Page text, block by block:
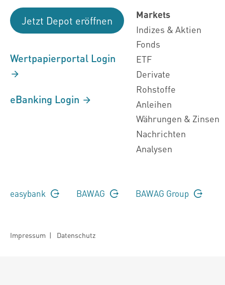
Jetzt Depot eröffnen
Wertpapierportal Login
eBanking Login
Markets
Indizes & Aktien
Fonds
ETF
Derivate
Rohstoffe
Anleihen
Währungen & Zinsen
Nachrichten
Analysen
easybank BAWAG BAWAG Group
Impressum | Datenschutz